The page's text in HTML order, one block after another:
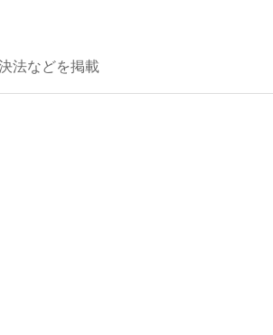
法などを掲載